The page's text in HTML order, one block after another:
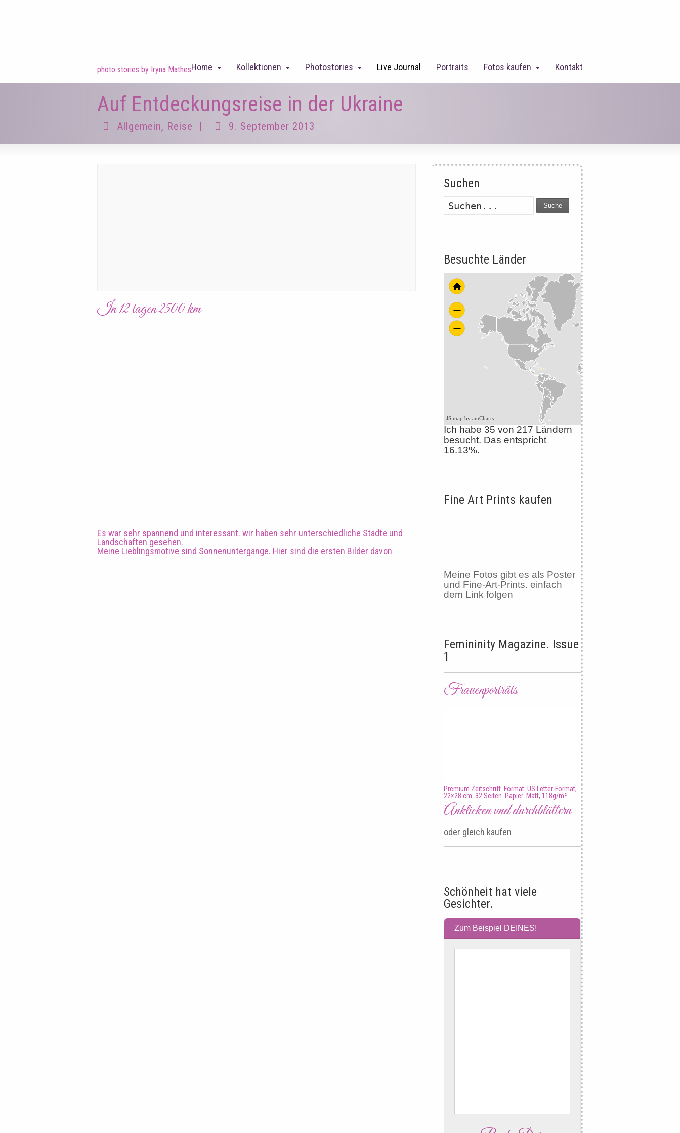
photo stories by Iryna MathesHome Kollektionen Photostories Live Journal Portraits Fotos kaufen Kontakt
Auf Entdeckungsreise in der Ukraine
Allgemein, Reise | 9. September 2013
In 12 tagen 2500 km
Es war sehr spannend und interessant. wir haben sehr unterschiedliche Städte und
Landschaften gesehen.
Meine Lieblingsmotive sind Sonnenuntergänge. Hier sind die ersten Bilder davon
Suchen
Suche
Besuchte Länder
JS map by amCharts
Ich habe 35 von 217 Ländern
besucht. Das entspricht
16.13%.
Fine Art Prints kaufen
Meine Fotos gibt es als Poster
und Fine-Art-Prints. einfach
dem Link folgen
Femininity Magazine. Issue
1
Frauenporträts
Premium Zeitschrift. Format: US Letter-Format,
22×28 cm. 32 Seiten. Papier: Matt, 118g/m²
Anklicken und durchblättern
oder gleich kaufen
Schönheit hat viele
Gesichter.
Zum Beispiel DEINES!